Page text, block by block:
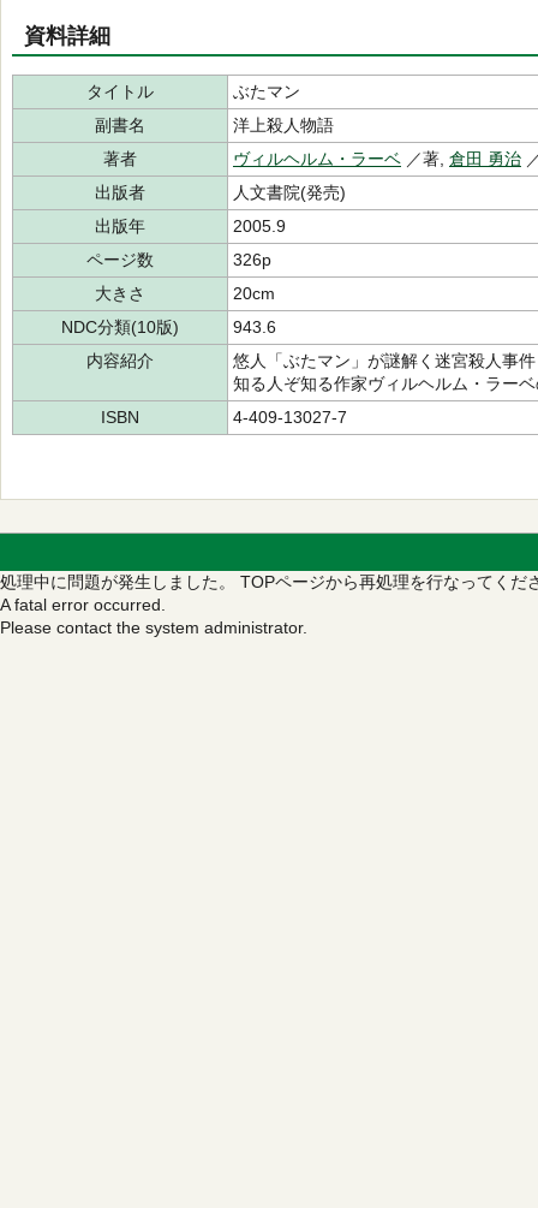
資料詳細
タイトル
ぶたマン
副書名
洋上殺人物語
著者
ヴィルヘルム・ラーベ ／著, 倉田 勇治
出版者
人文書院(発売)
出版年
2005.9
ページ数
326p
大きさ
20cm
NDC分類(10版)
943.6
内容紹介
悠人「ぶたマン」が謎解く迷宮殺人事
知る人ぞ知る作家ヴィルヘルム・ラー
ISBN
4-409-13027-7
処理中に問題が発生しました。 TOPページから再処理を行なってくだ
A fatal error occurred.
Please contact the system administrator.